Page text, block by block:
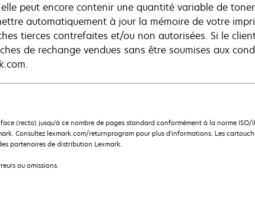
peut encore contenir une quantité variable de
automatiquement à jour la mémoire de votre
tierces contrefaites et/ou non autorisées. Si le
de rechange vendues sans être soumises aux
(recto) jusqu'à ce nombre de pages standard conformément à la norme ISO/
Consultez lexmark.com/returnprogram pour plus d'informations. Les
partenaires de distribution Lexmark.
ou omissions.